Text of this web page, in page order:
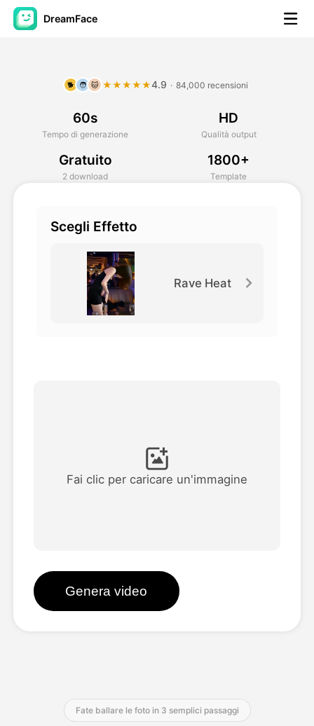
DreamFace
Video di Avatar
Video di AI
Vedi tutti i modelli
Blog
🐕 🧑 🐱 ★★★★★4.9 · 84,000 recensioni
60s
Tempo di generazione
HD
Qualità output
Gratuito
2 download
1800+
Template
Scegli Effetto
Rave Heat
Fai clic per caricare un'immagine
Genera video
Fate ballare le foto in 3 semplici passaggi